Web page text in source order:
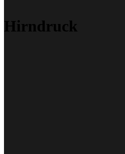
Hirndruck